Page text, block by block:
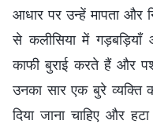
आधार पर उन्हें मापता और
से कलीसिया में गड़बड़ियाँ
काफी बुराई करते हैं और
उनका सार एक बुरे व्यक्ति
दिया जाना चाहिए और